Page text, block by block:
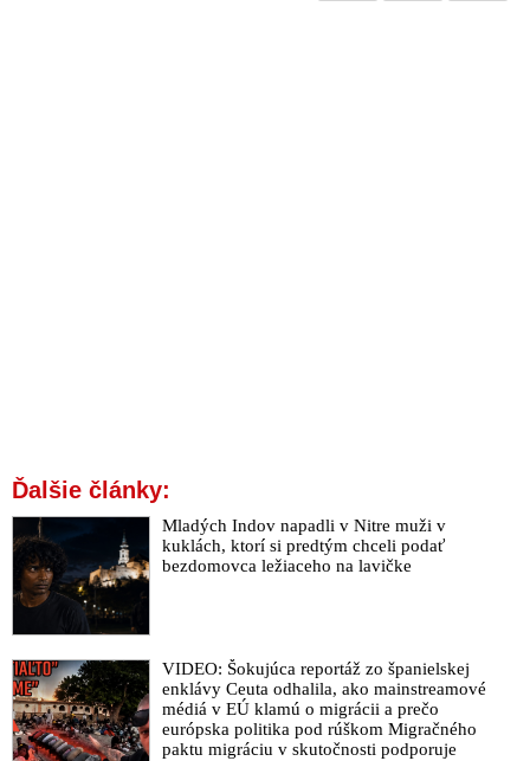
Ďalšie články:
Mladých Indov napadli v Nitre muži v
kuklách, ktorí si predtým chceli podať
bezdomovca ležiaceho na lavičke
VIDEO: Šokujúca reportáž zo španielskej
enklávy Ceuta odhalila, ako mainstreamové
médiá v EÚ klamú o migrácii a prečo
európska politika pod rúškom Migračného
paktu migráciu v skutočnosti podporuje